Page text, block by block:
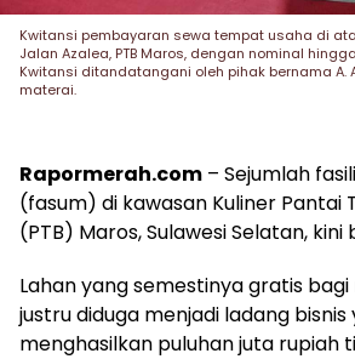
Kwitansi pembayaran sewa tempat usaha di
Jalan Azalea, PTB Maros, dengan nominal
Kwitansi ditandatangani oleh pihak bernama A.
materai.
Rapormerah.com – Sejumlah
(fasum) di kawasan Kuliner Pantai
(PTB) Maros, Sulawesi Selatan, kini
Lahan yang semestinya gratis
justru diduga menjadi ladang bisnis
menghasilkan puluhan juta rupiah